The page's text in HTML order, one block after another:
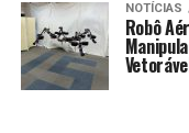
NOTÍCIAS
Robô